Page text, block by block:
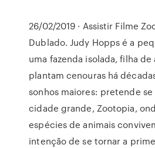
26/02/2019 · Assistir Filme
Dublado. Judy Hopps é a
uma fazenda isolada, filha
plantam cenouras há
sonhos maiores: pretende se
cidade grande, Zootopia,
espécies de animais
intenção de se tornar a